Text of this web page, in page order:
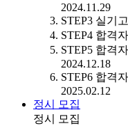
2024.11.29
STEP3 실기
STEP4 합격
STEP5 합격
2024.12.18
STEP6 합격
2025.02.12
정시 모집
정시 모집